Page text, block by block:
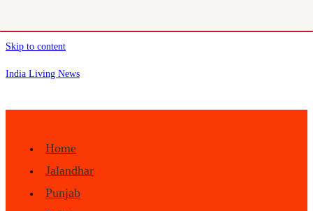
Skip to content
India Living News
Home
Jalandhar
Punjab